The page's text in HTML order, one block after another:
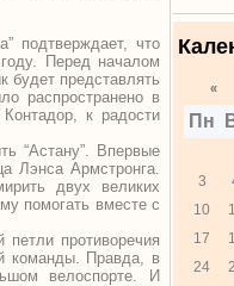
подтверждает, что
Перед началом
будет представлять
распространено в
к радости
“Астану”. Впервые
Лэнса Армстронга.
двух великих
помогать вместе с
противоречия
команды. Правда, в
велоспорте. И
«
Пн
3
10
17
24